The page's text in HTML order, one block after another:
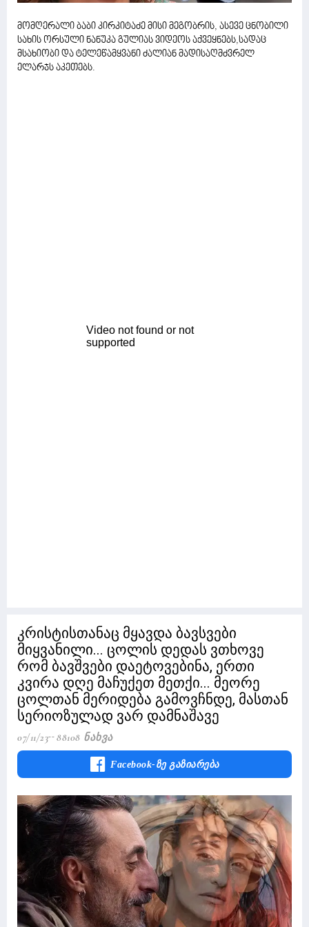
მომღერალი ბაბი კირკიტაძე მისი მეგობრის, ასევე ცნობილი
სახის ორსული ნანუკა გულიას ვიდეოს აქვეყნებს,სადაც
მსახიობი და ტელეწამყვანი ძალიან მადისაღმძვრელ
ელარჯს აკეთებს.
კრისტისთანაც მყავდა ბავსვები
მიყვანილი... ცოლის დედას ვთხოვე
რომ ბავშვები დაეტოვებინა, ერთი
კვირა დღე მაჩუქეთ მეთქი... მეორე
ცოლთან მერიდება გამოვჩნდე, მასთან
სერიოზულად ვარ დამნაშავე
07/11/23 88108 Ნახვა
Facebook-Ზე Გაზიარება